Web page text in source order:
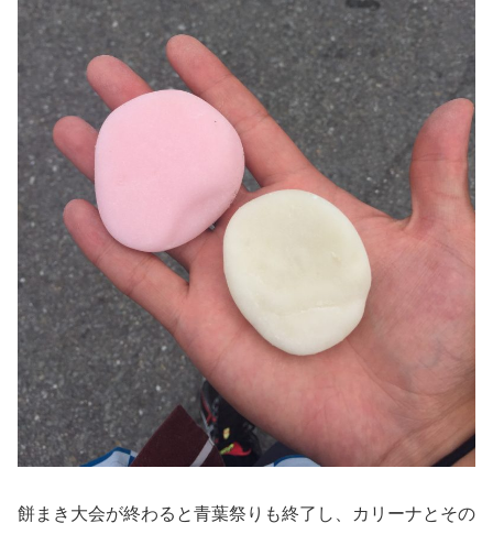
餅まき大会が終わると青葉祭りも終了し、カリーナとその